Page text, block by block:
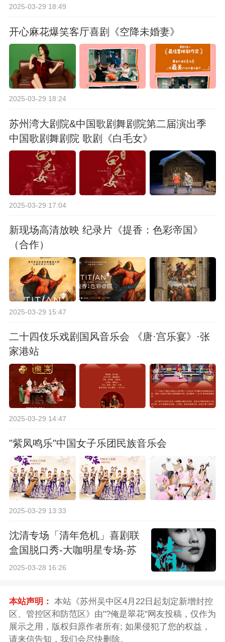
2025-03-29 18:49
开心麻花爆笑客厅喜剧《空降未婚妻》
2025-03-29 18:24
苏州湾大剧院&中国歌剧舞剧院第二届演出季
中国歌剧舞剧院 歌剧《白毛女》
2025-03-29 17:04
新现场高清放映 纪录片《提香：色彩帝国》
（合作）
2025-03-29 15:47
二十四伎乐戏剧国风音乐会 《唐·宫乐宴》·张
家港站
2025-03-29 14:47
"紫凤鸣乐"中国女子乐团民族音乐会
2025-03-29 13:33
沈清专场「清年危机」喜剧联
盒国脱口秀-大咖明星专场-苏
州站
2025-03-28 16:26
本站声明： 本站《苏州吴中区4月22日起划定新增封控
区、管控区和防范区》由"?俺是翠花"网友投稿，仅作为
展示之用，版权归原作者所有; 如果侵犯了您的权益，
请来信告知，我们会尽快删除。